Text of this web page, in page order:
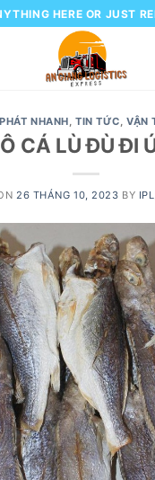
HERE OR JUST
NHANH,TIN TỨC,VẬN
CÁ LÙ ĐÙ ĐI
26 THÁNG 10, 2023 BY